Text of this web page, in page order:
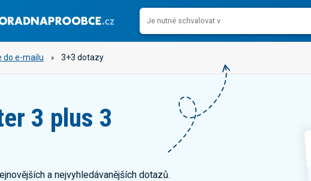
do e-mailu 3+3 dotazy
3 plus 3
a nejvyhledávanějších dotazů.